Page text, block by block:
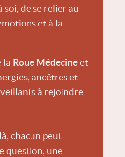
soi, de se relier au
et à la
la Roue Médecineet
ancêtres et
à rejoindre
chacun peut
question, une